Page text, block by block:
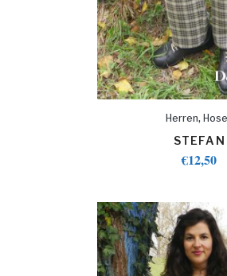
Herren,
STEFAN
€12,50